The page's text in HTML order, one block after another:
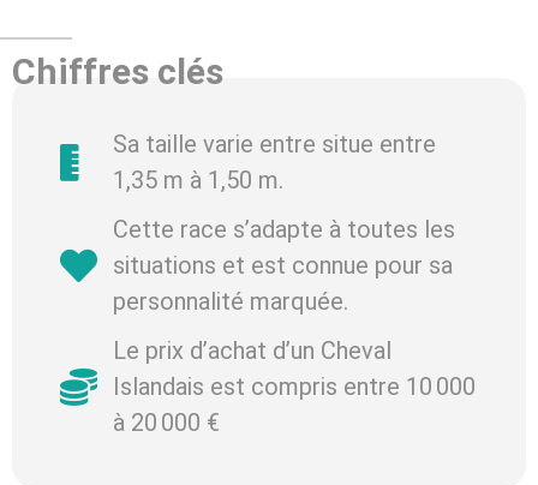
Chiffres clés
Sa taille varie entre situe entre
1,35 m à 1,50 m.
Cette race s’adapte à toutes les
situations et est connue pour sa
personnalité marquée.
Le prix d’achat d’un Cheval
Islandais est compris entre 10 000
à 20 000 €